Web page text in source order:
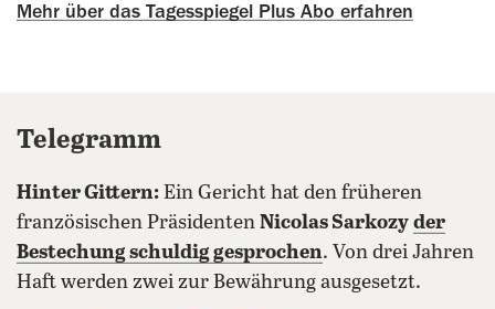
Mehr über das Tagesspiegel Plus Abo erfahren
Telegramm
Hinter Gittern: Ein Gericht hat den früheren
französischen Präsidenten Nicolas Sarkozy der
Bestechung schuldig gesprochen. Von drei Jahren
Haft werden zwei zur Bewährung ausgesetzt.